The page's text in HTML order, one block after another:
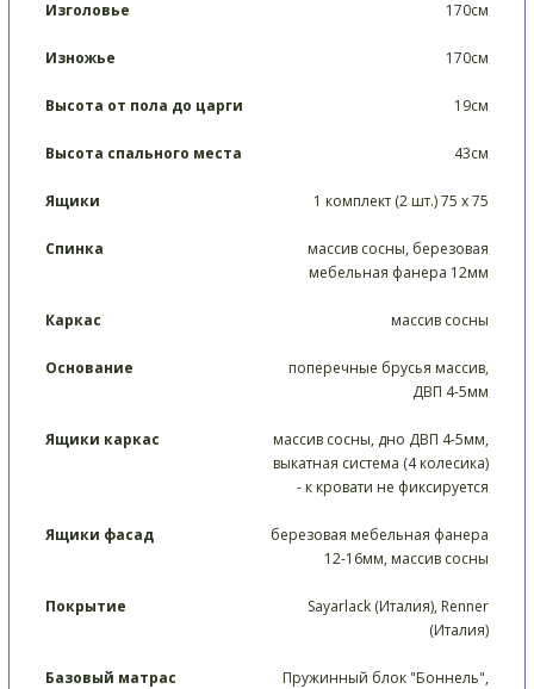
Изголовье 170см
Изножье 170см
Высота от пола до царги 19см
Высота спального места 43см
Ящики 1 комплект (2 шт.) 75 х 75
Спинка
массив сосны, березовая
мебельная фанера 12мм
Каркас массив сосны
Основание
поперечные брусья массив,
ДВП 4-5мм
Ящики каркас
массив сосны, дно ДВП 4-5мм,
выкатная система (4 колесика)
- к кровати не фиксируется
Ящики фасад
березовая мебельная фанера
12-16мм, массив сосны
Покрытие
Sayarlack (Италия), Renner
(Италия)
Базовый матрас
Пружинный блок "Боннель",